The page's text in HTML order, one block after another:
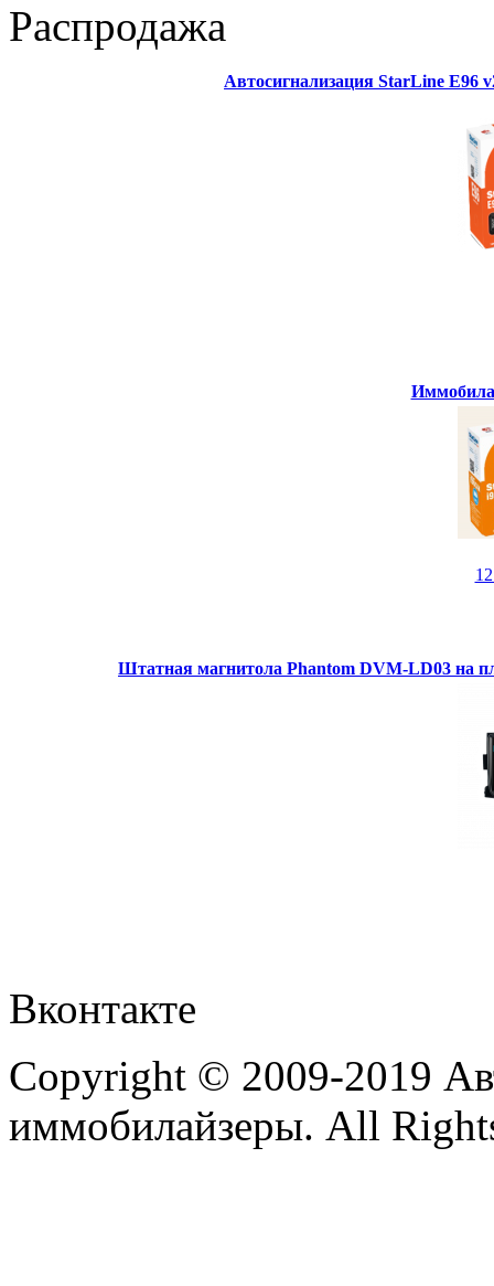
Распродажа
Автосигнализация StarLine E96
Штатная магнитола Phantom DVM-LD03 на
Вконтакте
Copyright © 2009-2019
иммобилайзеры. All